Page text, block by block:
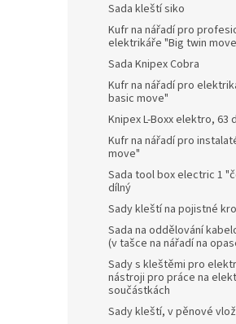
Sada kleští siko
Kufr na nářadí pro
elektrikáře "Big twin
Sada Knipex Cobra
Kufr na nářadí pro
basic move"
Knipex L-Boxx elektro, 63
Kufr na nářadí pro
move"
Sada tool box electric 1
dílný
Sady kleští na pojistné
Sada na oddělování
(v tašce na nářadí na
Sady s kleštěmi pro
nástroji pro práce na
součástkách
Sady kleští, v pěnové